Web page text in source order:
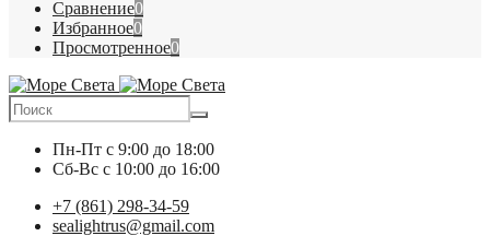
Сравнение0
Избранное0
Просмотренное0
Пн-Пт с 9:00 до 18:00
Сб-Вс с 10:00 до 16:00
+7 (861) 298-34-59
sealightrus@gmail.com